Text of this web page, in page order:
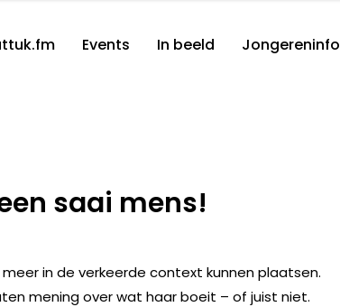
Events In beeld Jongereninfo
saai mens!
in de verkeerde context kunnen plaatsen.
mening over wat haar boeit – of juist niet.